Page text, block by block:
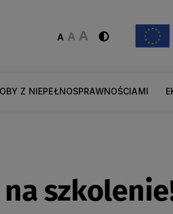
Z NIEPEŁNOSPRAWNOŚCIAMI